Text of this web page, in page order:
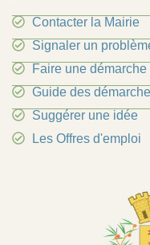
Contacter la Mairie
Signaler un
Faire une démarche
Guide des
Suggérer une idée
Les Offres d'emploi